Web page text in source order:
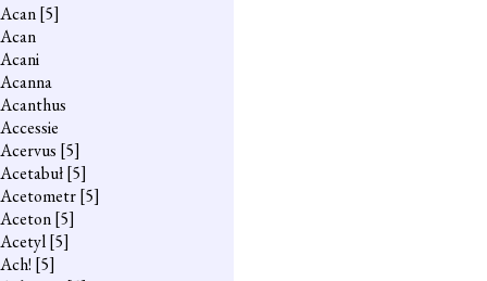
Acan[5]
Acan
Acani
Acanna
Acanthus
Accessie
Acervus [5]
Acetabuł[5]
Acetometr[5]
Aceton[5]
Acetyl[5]
Ach! [5]